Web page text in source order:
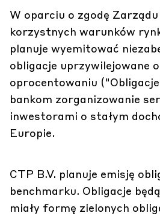
W oparciu o zgodę
korzystnych warunków
planuje wyemitować
obligacje uprzywilejowane
oprocentowaniu
bankom zorganizowanie
inwestorami o stałym
Europie.
CTP B.V. planuje emisję
benchmarku. Obligacje
miały formę zielonych